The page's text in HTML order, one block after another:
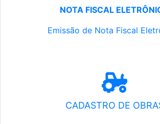
NOTA FISCAL
Emissão de Nota Fiscal
CADASTRO DE